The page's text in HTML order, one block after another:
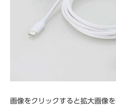
画像をクリックすると拡大画像を